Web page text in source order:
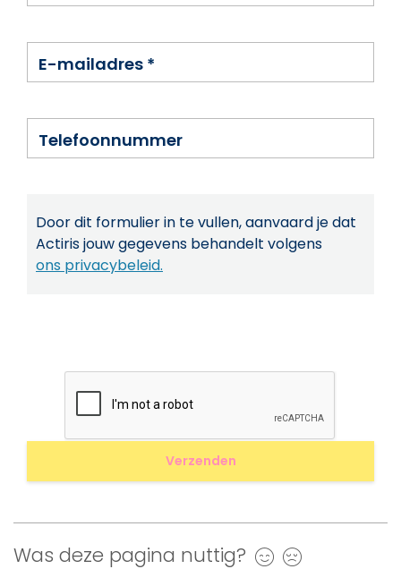
E-mailadres *
Telefoonnummer
Door dit formulier in te vullen, aanvaard je dat
Actiris jouw gegevens behandelt volgens
ons privacybeleid.
Was deze pagina nuttig? Ja